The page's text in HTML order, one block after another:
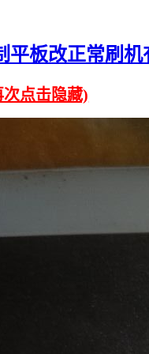
板改正常刷
点击隐藏)